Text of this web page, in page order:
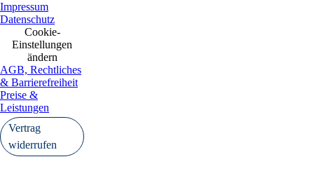
Impressum
Datenschutz
Cookie-
Einstellungen
ändern
AGB, Rechtliches
& Barrierefreiheit
Preise &
Leistungen
Vertrag
widerrufen